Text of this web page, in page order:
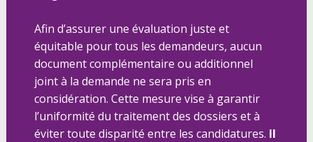
Afin d’assurer une évaluation juste et
équitable pour tous les demandeurs, aucun
document complémentaire ou additionnel
joint à la demande ne sera pris en
considération. Cette mesure vise à garantir
l’uniformité du traitement des dossiers et à
éviter toute disparité entre les candidatures. Il